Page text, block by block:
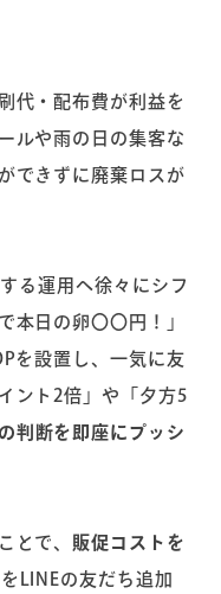
代・配布費が利益を
ルや雨の日の集客な
できずに廃棄ロスが
る運用へ徐々にシフ
本日の卵〇〇円！」
を設置し、一気に友
ント2倍」や「夕方5
判断を即座にプッシ
とで、 販促コストを
LINEの友だち追加